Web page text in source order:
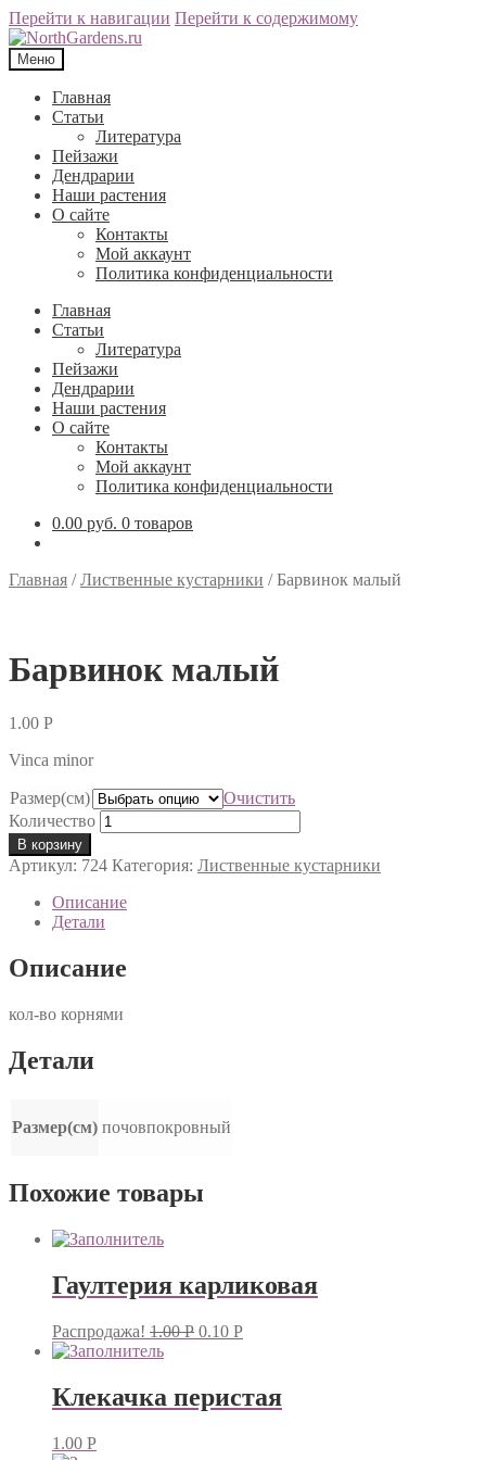
Перейти к навигации Перейти к содержимому
Меню
Главная
Статьи
Литература
Пейзажи
Дендрарии
Наши растения
О сайте
Контакты
Мой аккаунт
Политика конфиденциальности
Главная
Статьи
Литература
Пейзажи
Дендрарии
Наши растения
О сайте
Контакты
Мой аккаунт
Политика конфиденциальности
0.00 руб. 0 товаров
Главная /Лиственные кустарники /Барвинок малый
Барвинок малый
1.00 Р
Vinca minor
Размер(см)
Очистить
Количество
В корзину
Артикул: 724 Категория: Лиственные кустарники
Описание
Детали
Описание
кол-во корнями
Детали
Размер(см) почовпокровный
Похожие товары
Гаултерия карликовая
Распродажа! 1.00Р 0.10 Р
Клекачка перистая
1.00 Р